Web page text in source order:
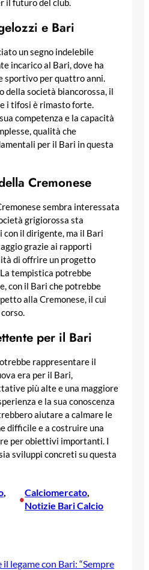
il futuro del club.
e Bari
un segno indelebile
incarico al Bari, dove ha
sportivo per quattro anni.
della società biancorossa, il
i tifosi è rimasto forte.
competenza e la capacità
qualità che
per il Bari in questa
Cremonese
sembra interessata
grigiorossa sta
il dirigente, ma il Bari
grazie ai rapporti
di offrire un progetto
tempistica potrebbe
con il Bari che potrebbe
alla Cremonese, il cui
per il Bari
rappresentare il
era per il Bari,
più alte e una maggiore
e la sua conoscenza
aiutare a calmare le
difficile e a costruire una
per obiettivi importanti. I
sviluppi concreti su questa
•
Calciomercato
Notizie Bari Calcio
il legame con Bari: “Sempre